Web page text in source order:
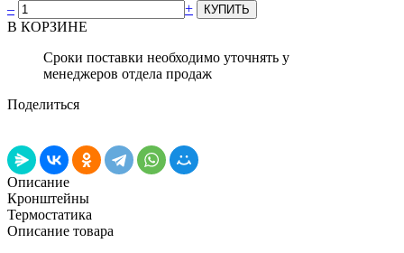
–
+
В КОРЗИНЕ
Сроки поставки необходимо уточнять у
менеджеров отдела продаж
Поделиться
Описание
Кронштейны
Термостатика
Описание товара